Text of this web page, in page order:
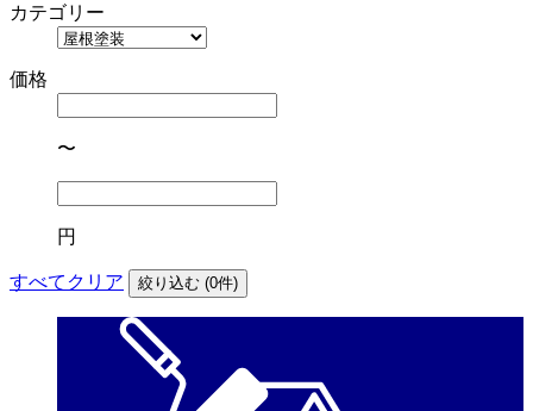
カテゴリー
価格
〜
円
すべてクリア 絞り込む (0件)